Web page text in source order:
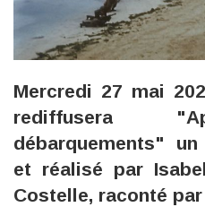
Mercredi 27 mai
rediffusera
débarquements"
et réalisé par
Costelle, raconté